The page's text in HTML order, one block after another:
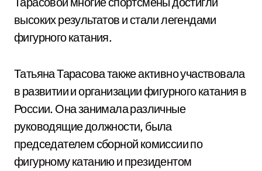
высоких результатов и стали легендами
фигурного катания.
Татьяна Тарасова также активно участвовала
в развитии и организации фигурного катания в
России. Она занимала различные
руководящие должности, была
председателем сборной комиссии по
фигурному катанию и президентом